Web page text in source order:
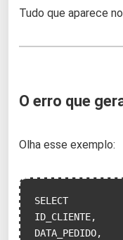
Tudo que aparece no
O erro que
Olha esse exemplo:
SELECT
ID_CLIENTE,
DATA_PEDIDO,